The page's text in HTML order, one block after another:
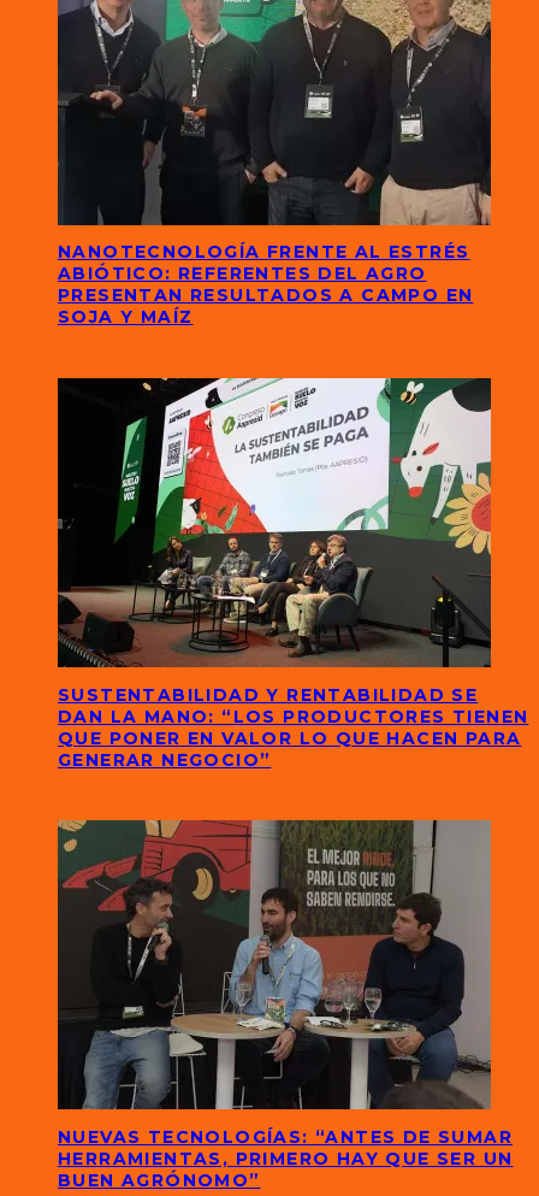
NANOTECNOLOGÍA FRENTE AL ESTRÉS
ABIÓTICO: REFERENTES DEL AGRO
PRESENTAN RESULTADOS A CAMPO EN
SOJA Y MAÍZ
SUSTENTABILIDAD Y RENTABILIDAD SE
DAN LA MANO: “LOS PRODUCTORES TIENEN
QUE PONER EN VALOR LO QUE HACEN PARA
GENERAR NEGOCIO”
NUEVAS TECNOLOGÍAS: “ANTES DE SUMAR
HERRAMIENTAS, PRIMERO HAY QUE SER UN
BUEN AGRÓNOMO”